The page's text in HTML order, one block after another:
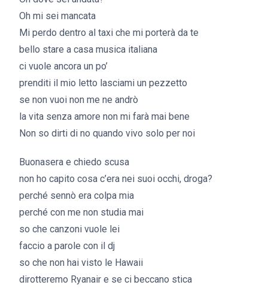
Oh mi sei mancata
Mi perdo dentro al taxi che mi porterà da te
bello stare a casa musica italiana
ci vuole ancora un po’
prenditi il mio letto lasciami un pezzetto
se non vuoi non me ne andrò
la vita senza amore non mi farà mai bene
Non so dirti di no quando vivo solo per noi
Buonasera e chiedo scusa
non ho capito cosa c’era nei suoi occhi, droga?
perché sennò era colpa mia
perché con me non studia mai
so che canzoni vuole lei
faccio a parole con il dj
so che non hai visto le Hawaii
dirotteremo Ryanair e se ci beccano stica